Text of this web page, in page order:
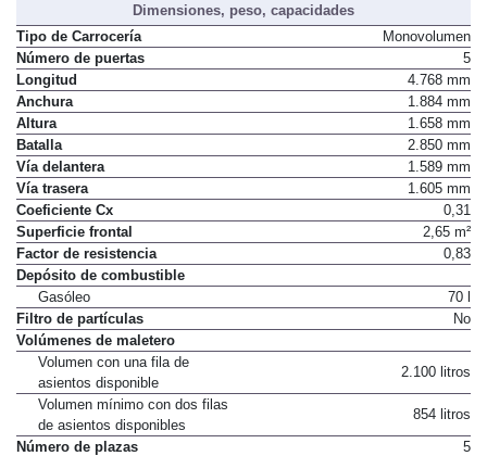
Dimensiones, peso, capacidades
Tipo de Carrocería
Monovolumen
Número de puertas
5
Longitud
4.768 mm
Anchura
1.884 mm
Altura
1.658 mm
Batalla
2.850 mm
Vía delantera
1.589 mm
Vía trasera
1.605 mm
Coeficiente Cx
0,31
Superficie frontal
2,65 m²
Factor de resistencia
0,83
Depósito de combustible
Gasóleo
70 l
Filtro de partículas
No
Volúmenes de maletero
Volumen con una fila de
asientos disponible
2.100 litros
Volumen mínimo con dos filas
de asientos disponibles
854 litros
Número de plazas
5